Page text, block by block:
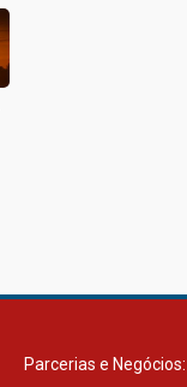
Parcerias e Negócios: